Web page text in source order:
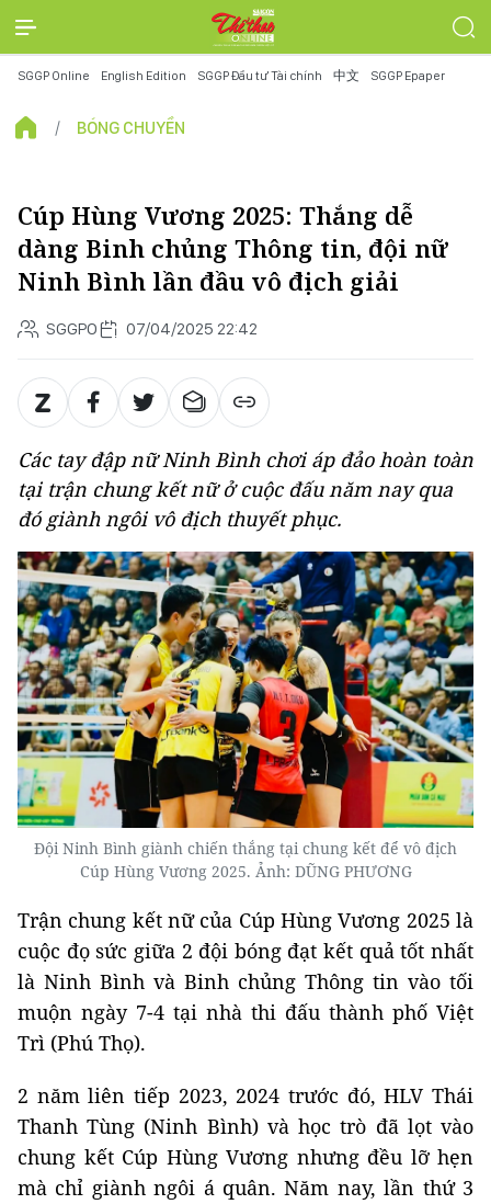
SGGP Online English Edition SGGP Đầu tư Tài chính 中文 SGGP Epaper
BÓNG CHUYỀN
Cúp Hùng Vương 2025: Thắng dễ
dàng Binh chủng Thông tin, đội nữ
Ninh Bình lần đầu vô địch giải
SGGPO 07/04/2025 22:42
Các tay đập nữ Ninh Bình chơi áp đảo hoàn toàn
tại trận chung kết nữ ở cuộc đấu năm nay qua
đó giành ngôi vô địch thuyết phục.
Đội Ninh Bình giành chiến thắng tại chung kết để vô địch
Cúp Hùng Vương 2025. Ảnh: DŨNG PHƯƠNG
Trận chung kết nữ của Cúp Hùng Vương 2025 là
cuộc đọ sức giữa 2 đội bóng đạt kết quả tốt nhất
là Ninh Bình và Binh chủng Thông tin vào tối
muộn ngày 7-4 tại nhà thi đấu thành phố Việt
Trì (Phú Thọ).
2 năm liên tiếp 2023, 2024 trước đó, HLV Thái
Thanh Tùng (Ninh Bình) và học trò đã lọt vào
chung kết Cúp Hùng Vương nhưng đều lỡ hẹn
mà chỉ giành ngôi á quân. Năm nay, lần thứ 3